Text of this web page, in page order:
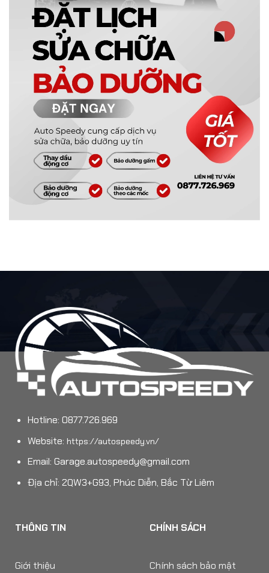
Hotline: 0877.726.969
Website: https://autospeedy.vn/
Email: Garage.autospeedy@gmail.com
Địa chỉ: 2QW3+G93, Phúc Diễn, Bắc Từ Liêm
THÔNG TIN
Giới thiệu
CHÍNH SÁCH
Chính sách bảo mật